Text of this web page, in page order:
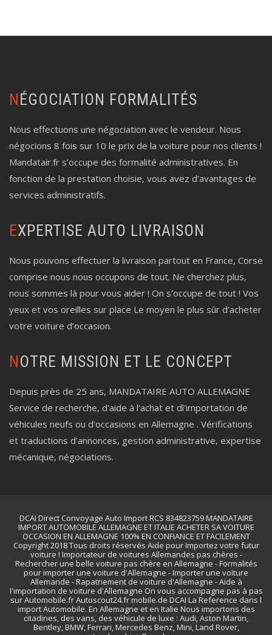
NÉGOCIATION FORMALITÉS
Nous effectuons une négociation avec le vendeur. Nous
négocions 8 fois sur 10 le prix de la voiture pour nos clients !
Mandatair.fr s’occupe des formalité administratives. En
fonction de la prestation choisie, vous avez d’avantages de
services administratifs.
EXPERTISE AUTO LIVRAISON
Nous pouvons effectuer la livraison partout en France, Corse
comprise nous nous occupons de tout. Ne cherchez plus,
nous sommes là pour vous aider ! On s’occupe de tout ! Vos
yeux et vos oreilles sur place Le moyen le plus sûr d’acheter
votre voiture d’occasion.
NOTRE MISSION ET LE CONCEPT
Depuis près de 25 ans, MANDATAIRE AUTO ALLEMAGNE
Service de recherche, d'aide à l'achat et dl'importation de
véhicules neufs ou d'occasions en Allemagne . Vérifications
et traductions d'annonces, gestion administrative, expertise
mécanique, négociations.
DCAI Direct Convoyage Auto Import RCS 834823759 MANDATAIRE
IMPORT AUTOMOBILE ALLEMAGNE ET ITALIE ACHETER SA VOITURE
OCCASION EN ALLEMAGNE 100% EN CONFIANCE ET FACILEMENT
Copyright 2018 Tous droits réservés Aide pour Importez votre futur
voiture ! Importateur de voitures Allemandes pas chères -
Rechercher une belle voiture pas chère en Allemagne - Formalités
pour importer une voiture d'Allemagne - Importer une voiture
Allemande - Rapatriement de voiture d'Allemagne - Aide à
l'importation de voiture d'Allemagne On vous accompagne pas à pas
sur Automobile.fr Autoscout24.fr mobile.de DCAI La Reference dans l
import Automobile. En Allemagne et en Italie Nous importons des
citadines, des vans, des véhicule de luxe : Audi, Aston Martin,
Bentley, BMW, Ferrari, Mercedes Benz, Mini, Land Rover,